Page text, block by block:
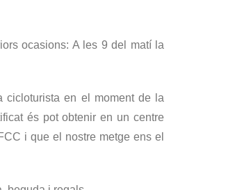
ocasions: A les 9 del matí la
cicloturista en el moment de la
és pot obtenir en un centre
i que el nostre metge ens el